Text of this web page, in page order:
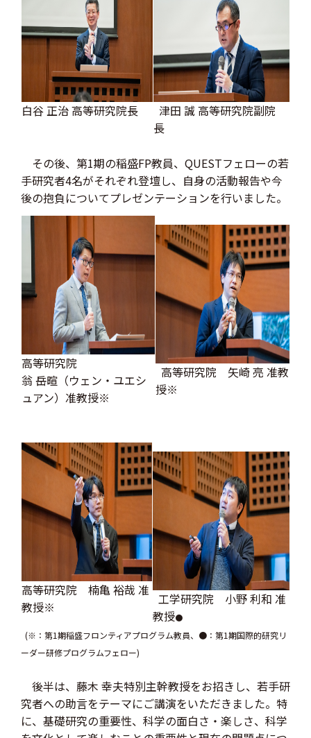
白谷 正治 高等研究院長
津田 誠 高等研究院副院
長
その後、第1期の稲盛FP教員、QUESTフェローの若
手研究者4名がそれぞれ登壇し、自身の活動報告や今
後の抱負についてプレゼンテーションを行いました。
高等研究院
翁 岳暄（ウェン・ユエシ
ュアン）准教授※
高等研究院 矢崎 亮 准教
授※
高等研究院 楠亀 裕哉 准
教授※
工学研究院 小野 利和 准
教授●
(※：第1期稲盛フロンティアプログラム教員、●：第1期国際的研究リ
ーダー研修プログラムフェロー)
後半は、藤木 幸夫特別主幹教授をお招きし、若手研
究者への助言をテーマにご講演をいただきました。特
に、基礎研究の重要性、科学の面白さ・楽しさ、科学